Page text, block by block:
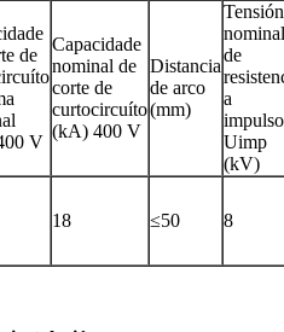
de
V
Capacidade
nominal de
corte de
curtocircuíto
(kA) 400 V
Distancia
de arco
(mm)
Tensión
nominal
de
a
Uimp
(kV)
18 ≤50 8